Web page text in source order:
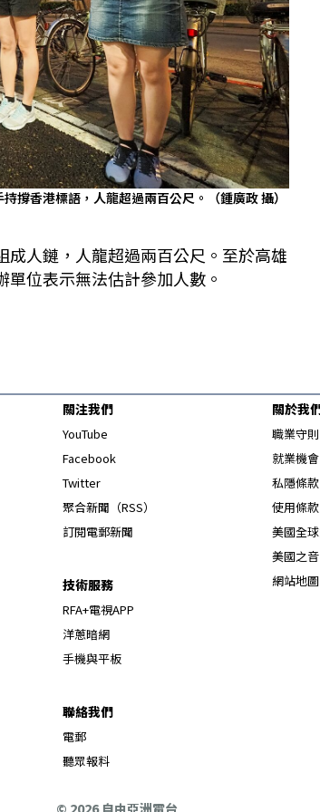
撐香港標語，人龍超過兩百公尺。（鍾廣政 攝）
人鏈，人龍超過兩百公尺。至於高雄
位表示無法估計參加人數。
關注我們
YouTube
Facebook
Twitter
聚合新聞（RSS）
訂閱電郵新聞
技術服務
RFA+電視APP
洋蔥暗網
手機與平板
聯絡我們
電郵
聽眾報料
關於我
職業守則
就業機會
私隱條款
使用條款
美國全
美國之
網站地圖
© 2026 自由亞洲電台